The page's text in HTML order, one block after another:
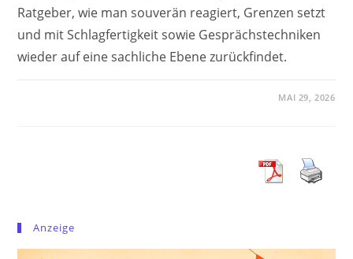
Ratgeber, wie man souverän reagiert, Grenzen setzt
und mit Schlagfertigkeit sowie Gesprächstechniken
wieder auf eine sachliche Ebene zurückfindet.
MAI 29, 2026
Anzeige